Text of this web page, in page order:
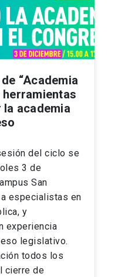
“Academia
herramientas
academia
del ciclo se
3 de
San
especialistas en
y
experiencia
legislativo.
todos los
cierre de